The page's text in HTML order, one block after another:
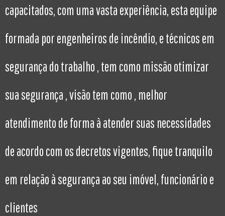
capacitados, com uma vasta experiência, esta equipe
formada por engenheiros de incêndio, e técnicos em
segurança do trabalho , tem como missão otimizar
sua segurança , visão tem como , melhor
atendimento de forma à atender suas necessidades
de acordo com os decretos vigentes, fique tranquilo
em relação à segurança ao seu imóvel, funcionário e
clientes